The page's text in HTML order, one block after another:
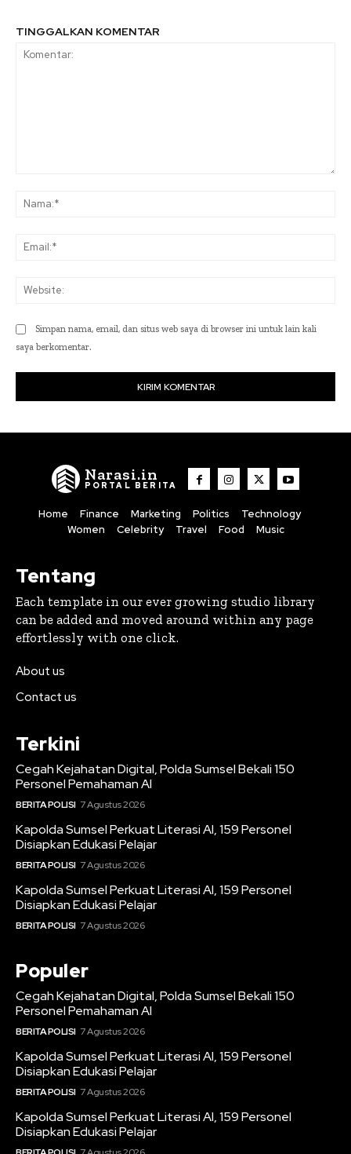
TINGGALKAN KOMENTAR
Simpan nama, email, dan situs web saya di browser ini untuk lain kali
saya berkomentar.
Narasi.in
PORTAL BERITA
Home Finance Marketing Politics
Technology
Women
Celebrity Travel Food Music
Tentang
Each template in our ever growing studio library
can be added and moved around within any page
effortlessly with one click.
About us
Contact us
Terkini
Cegah Kejahatan Digital, Polda Sumsel Bekali 150
Personel Pemahaman AI
BERITA POLISI 7 Agustus 2026
Kapolda Sumsel Perkuat Literasi AI, 159 Personel
Disiapkan Edukasi Pelajar
BERITA POLISI 7 Agustus 2026
Kapolda Sumsel Perkuat Literasi AI, 159 Personel
Disiapkan Edukasi Pelajar
BERITA POLISI 7 Agustus 2026
Populer
Cegah Kejahatan Digital, Polda Sumsel Bekali 150
Personel Pemahaman AI
BERITA POLISI 7 Agustus 2026
Kapolda Sumsel Perkuat Literasi AI, 159 Personel
Disiapkan Edukasi Pelajar
BERITA POLISI 7 Agustus 2026
Kapolda Sumsel Perkuat Literasi AI, 159 Personel
Disiapkan Edukasi Pelajar